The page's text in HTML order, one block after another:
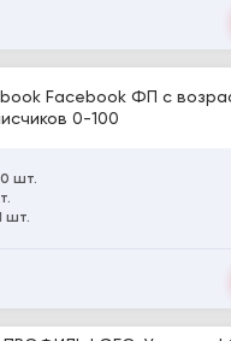
Facebook ФП с
0-100
шт.
шт.